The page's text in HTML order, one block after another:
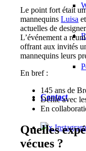
Contact
x Instagram
Le point fort était
mannequinsLuisa et
actuelles de
L’événement a
offrant aux invités
mannequins leurs
En bref :
145 ans de
Défilé avec
En
Quelles
vécues ?